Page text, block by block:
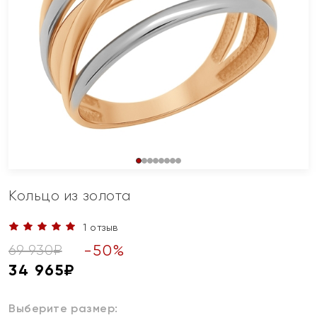
Кольцо из золота
1 отзыв
69 930₽ -50%
34 965₽
Выберите размер: